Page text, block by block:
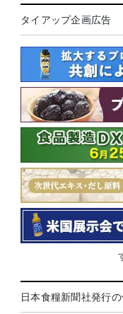
タイアップ企画広告
日本食糧新聞社発行